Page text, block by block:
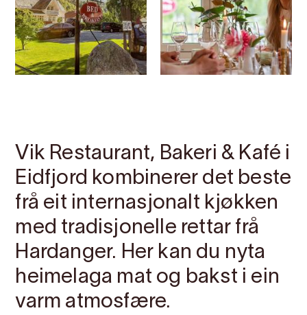
Vik Restaurant, Bakeri & Kafé i
Eidfjord kombinerer det beste
frå eit internasjonalt kjøkken
med tradisjonelle rettar frå
Hardanger. Her kan du nyta
heimelaga mat og bakst i ein
varm atmosfære.